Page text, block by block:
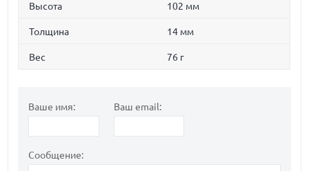
Высота 102 мм
Толщина 14 мм
Вес 76 г
Ваше имя: Ваш email:
Сообщение: